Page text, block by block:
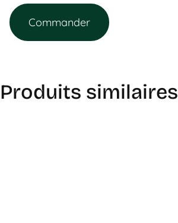
Commander
Produits similaires